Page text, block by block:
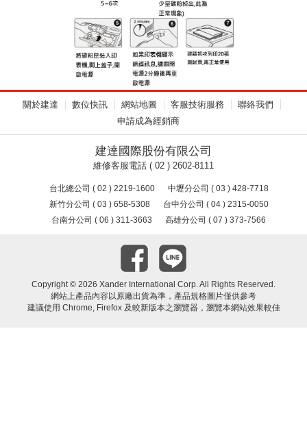
關於建達 數位快訊 網站地圖 客服技術服務
聯絡我們
申請成為經銷商
建達國際股份有限公司
維修客服電話 ( 02 ) 2602-8111
台北總公司 ( 02 ) 2219-1600
中壢分公司 ( 03 ) 428-7718
新竹分公司 ( 03 ) 658-5308
台中分公司 ( 04 ) 2315-0050
台南分公司 ( 06 ) 311-3663
高雄分公司 ( 07 ) 373-7566
Copyright © 2026 Xander International Corp. All Rights Reserved.
網站上產品內容以原廠出貨為準，產品規格圖片僅供參考
建議使用 Chrome, Firefox 及較新版本之瀏覽器，瀏覽本網站效果較佳